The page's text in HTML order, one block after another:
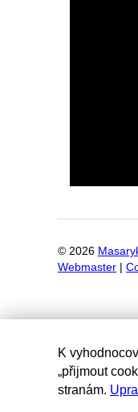
© 2026
Webmaster
K
„přijmout
stranám.